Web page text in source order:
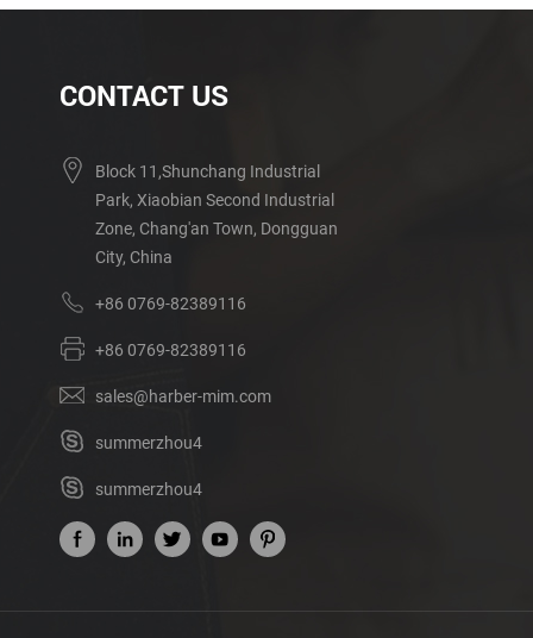
CONTACT US
Block 11,Shunchang Industrial
Park, Xiaobian Second Industrial
Zone, Chang'an Town, Dongguan
City, China
+86 0769-82389116
+86 0769-82389116
sales@harber-mim.com
summerzhou4
summerzhou4